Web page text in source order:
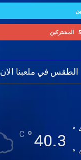
المشتركين
الطقس في ملعبنا الان
40.3
°
C °
°